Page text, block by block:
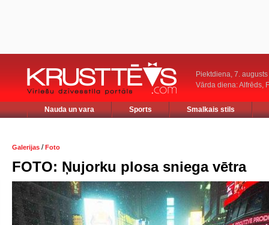
Piektdiena, 7. augusts
Vārda diena: Alfrēds,
Nauda un vara Sports Smalkais stils
Galerijas /Foto
FOTO: Ņujorku plosa sniega vētra